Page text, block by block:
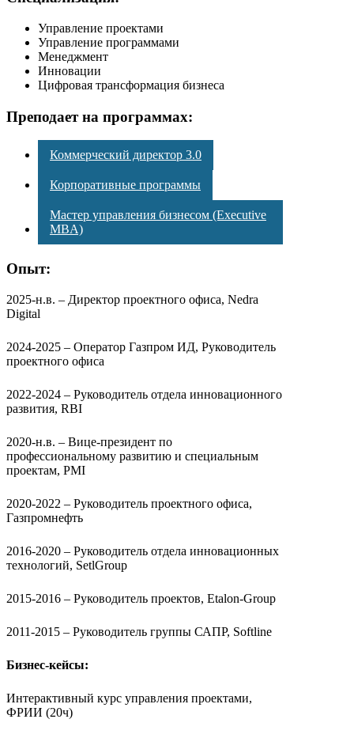
Управление проектами
Управление программами
Менеджмент
Инновации
Цифровая трансформация бизнеса
Преподает на программах:
Коммерческий директор 3.0
Корпоративные программы
Мастер управления бизнесом (Executive
MBA)
Опыт:
2025-н.в. – Директор проектного офиса, Nedra
Digital
2024-2025 – Оператор Газпром ИД, Руководитель
проектного офиса
2022-2024 – Руководитель отдела инновационного
развития, RBI
2020-н.в. – Вице-президент по
профессиональному развитию и специальным
проектам, PMI
2020-2022 – Руководитель проектного офиса,
Газпромнефть
2016-2020 – Руководитель отдела инновационных
технологий, SetlGroup
2015-2016 – Руководитель проектов, Etalon-Group
2011-2015 – Руководитель группы САПР, Softline
Бизнес-кейсы:
Интерактивный курс управления проектами,
ФРИИ (20ч)